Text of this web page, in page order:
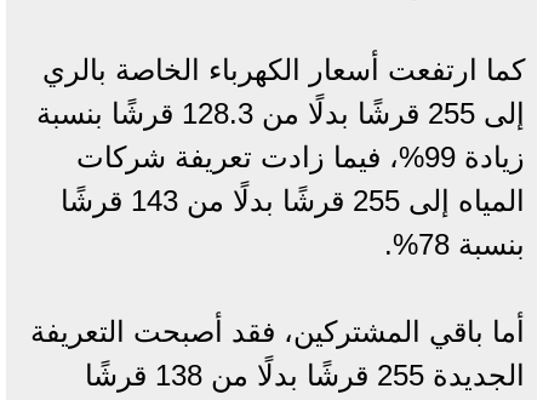
كما ارتفعت أسعار الكهرباء الخاصة بالري
إلى 255 قرشًا بدلًا من 128.3 قرشًا بنسبة
زيادة 99%، فيما زادت تعريفة شركات
المياه إلى 255 قرشًا بدلًا من 143 قرشًا
بنسبة 78%.
أما باقي المشتركين، فقد أصبحت التعريفة
الجديدة 255 قرشًا بدلًا من 138 قرشًا